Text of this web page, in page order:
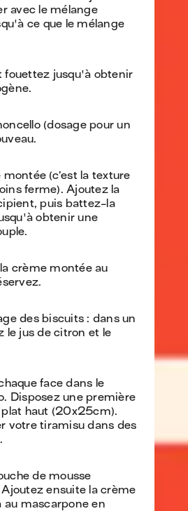
avec le mélange
ce que le mélange
fouettez jusqu'à obtenir
(dosage pour un
(c’est la texture
ferme). Ajoutez la
puis battez-la
obtenir une
crème montée au
des biscuits : dans un
le jus de citron et le
face dans le
Disposez une première
haut (20x25cm).
votre tiramisu dans des
de mousse
ensuite la crème
mascarpone en